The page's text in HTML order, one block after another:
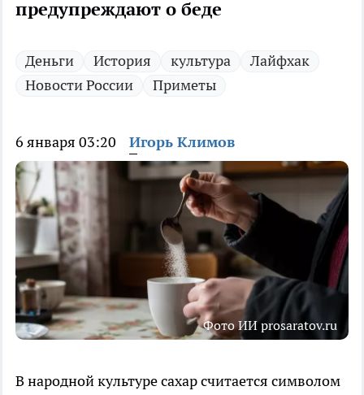
предупреждают о беде
Деньги История культура
Лайфхак
Новости России
Приметы
6 января 03:20 Игорь Климов
Фото ИИ prosaratov.ru
В народной культуре сахар считается символом